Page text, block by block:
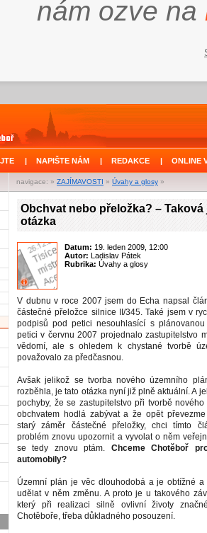
nám ozve na
| NAPIŠTE NÁM | REDAKCE | ONLINE
navigace: » ZAJÍMAVOSTI » Úvahy a glosy »
Obchvat nebo přeložka? – Taková
otázka
Datum: 19. leden 2009, 12:00
Autor: Ladislav Pátek
Rubrika: Úvahy a glosy
V dubnu v roce 2007 jsem do Echa napsal
částečné přeložce silnice II/345. Také jsem v
podpisů pod petici nesouhlasící s plánovanou
petici v červnu 2007 projednalo zastupitelstvo
vědomí, ale s ohledem k chystané tvorbě
považovalo za předčasnou.
Avšak jelikož se tvorba nového územního
rozběhla, je tato otázka nyní již plně aktuální. A
pochyby, že se zastupitelstvo při tvorbě
obchvatem hodlá zabývat a že opět
starý záměr částečné přeložky, chci tímto
problém znovu upozornit a vyvolat o něm
se tedy znovu ptám. Chceme Chotěboř
automobily?
Územní plán je věc dlouhodobá a je obtížné a
udělat v něm změnu. A proto je u takového
který při realizaci silně ovlivní životy
Chotěboře, třeba důkladného posouzení.